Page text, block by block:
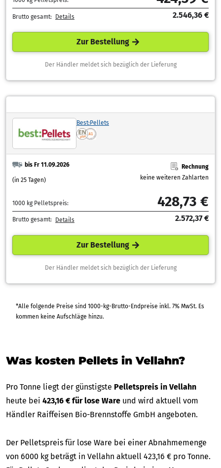
Brutto gesamt: Details 2.546,36 €
Zur Bestellung
Der Händler meldet sich bezüglich der Lieferung
Best:Pellets
bis Fr 11.09.2026
(in 25 Tagen)
Rechnung
keine weiteren Zahlarten
1000 kg Pelletspreis: 428,73 €
Brutto gesamt: Details 2.572,37 €
Zur Bestellung
Der Händler meldet sich bezüglich der Lieferung
*Alle folgende Preise sind 1000-kg-Brutto-Endpreise inkl. 7% MwSt. Es
kommen keine Aufschläge hinzu.
Was kosten Pellets in Vellahn?
Pro Tonne liegt der günstigste Pelletspreis in Vellahn
heute bei 423,16 € für lose Ware und wird aktuell vom
Händler Raiffeisen Bio-Brennstoffe GmbH angeboten.
Der Pelletspreis für lose Ware bei einer Abnahmemenge
von 6000 kg beträgt in Vellahn aktuell 423,16 € pro Tonne.